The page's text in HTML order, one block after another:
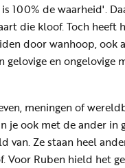
100% de waarheid'.
die kloof. Toch
door wanhoop, ook
gelovige en ongelovige
meningen of
je ook met de ander in
van. Ze staan heel
Voor Ruben hield het